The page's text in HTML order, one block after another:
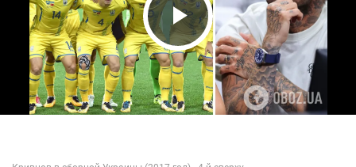
Play Video